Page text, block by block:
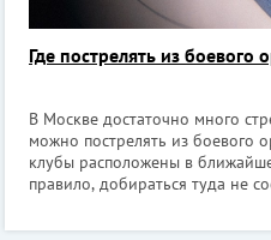
Где пострелять из боевого
В Москве достаточно много
можно пострелять из боевого
клубы расположены в
правило, добираться туда не
статье мы постараем